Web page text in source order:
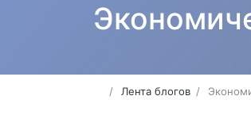
Лента блогов